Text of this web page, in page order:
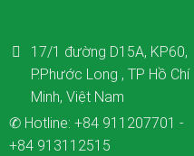
17/1 đường D15A, KP60,
P.Phước Long , TP Hồ Chí
Minh, Việt Nam
✆ Hotline: +84 911207701 -
+84 913112515